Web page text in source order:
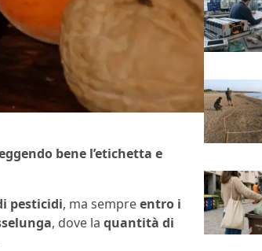
bene l’etichetta e
pesticidi, ma sempreentro i
, dove la quantità di